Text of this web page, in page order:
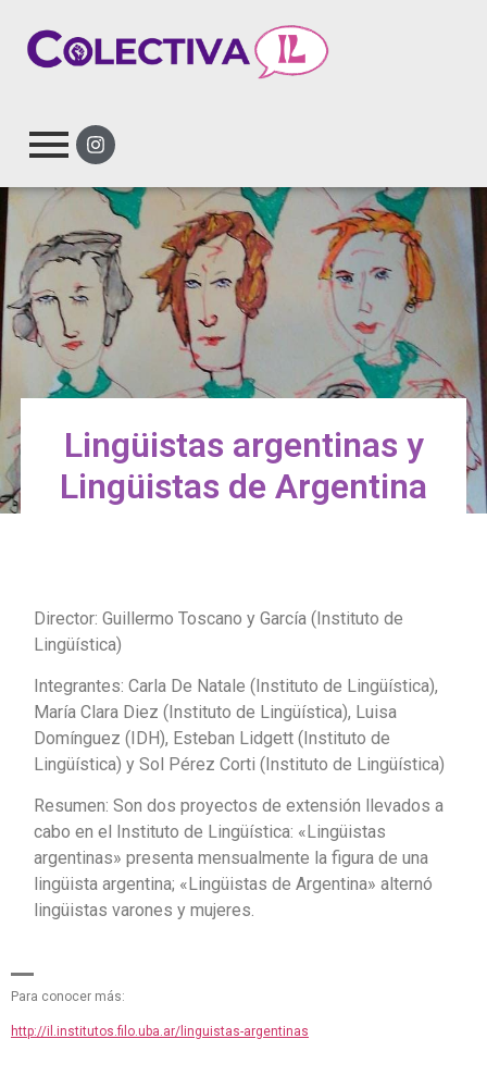
Lingüistas argentinas y
Lingüistas de Argentina
Director: Guillermo Toscano y García (Instituto de
Lingüística)
Integrantes: Carla De Natale (Instituto de Lingüística),
María Clara Diez (Instituto de Lingüística), Luisa
Domínguez (IDH), Esteban Lidgett (Instituto de
Lingüística) y Sol Pérez Corti (Instituto de Lingüística)
Resumen: Son dos proyectos de extensión llevados a
cabo en el Instituto de Lingüística: «Lingüistas
argentinas» presenta mensualmente la figura de una
lingüista argentina; «Lingüistas de Argentina» alternó
lingüistas varones y mujeres.
Para conocer más:
http://il.institutos.filo.uba.ar/linguistas-argentinas